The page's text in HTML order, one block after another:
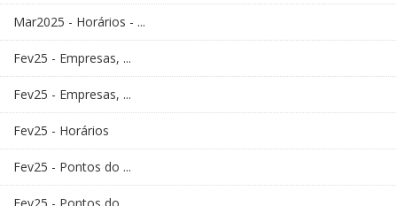
Mar2025 - Horários - ...
Fev25 - Empresas, ...
Fev25 - Empresas, ...
Fev25 - Horários
Fev25 - Pontos do ...